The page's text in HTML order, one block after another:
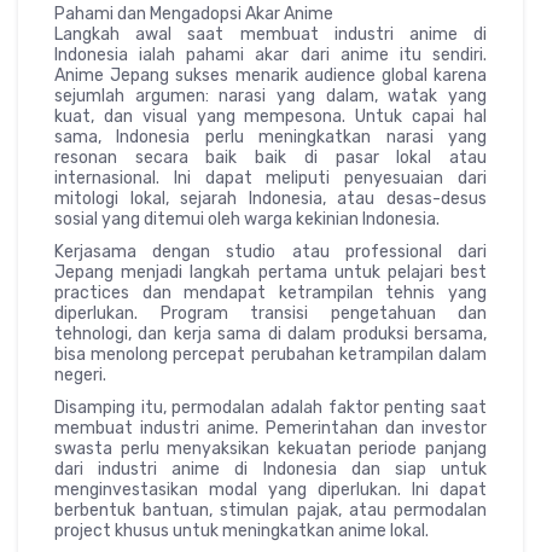
Pahami dan Mengadopsi Akar Anime
Langkah awal saat membuat industri anime di
Indonesia ialah pahami akar dari anime itu sendiri.
Anime Jepang sukses menarik audience global karena
sejumlah argumen: narasi yang dalam, watak yang
kuat, dan visual yang mempesona. Untuk capai hal
sama, Indonesia perlu meningkatkan narasi yang
resonan secara baik baik di pasar lokal atau
internasional. Ini dapat meliputi penyesuaian dari
mitologi lokal, sejarah Indonesia, atau desas-desus
sosial yang ditemui oleh warga kekinian Indonesia.
Kerjasama dengan studio atau professional dari
Jepang menjadi langkah pertama untuk pelajari best
practices dan mendapat ketrampilan tehnis yang
diperlukan. Program transisi pengetahuan dan
tehnologi, dan kerja sama di dalam produksi bersama,
bisa menolong percepat perubahan ketrampilan dalam
negeri.
Disamping itu, permodalan adalah faktor penting saat
membuat industri anime. Pemerintahan dan investor
swasta perlu menyaksikan kekuatan periode panjang
dari industri anime di Indonesia dan siap untuk
menginvestasikan modal yang diperlukan. Ini dapat
berbentuk bantuan, stimulan pajak, atau permodalan
project khusus untuk meningkatkan anime lokal.